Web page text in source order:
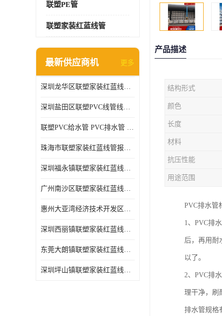
联塑PE管
联塑家装红蓝线管
最新供应商机 更多
深圳龙华区联塑家装红蓝线管报价单
深圳盐田区联塑PVC线管线槽厂商 可零售批发
联塑PVC给水管 PVC排水管 PVC线管线槽
珠海市联塑家装红蓝线管报价表 联塑水管供货商
深圳福永镇联塑家装红蓝线管价格 支持送货上门
广州南沙区联塑家装红蓝线管批发 库存充足
惠州大亚湾经济技术开发区联塑PPR热水管公司
深圳西丽镇联塑家装红蓝线管供货商 联塑管道供应
东莞大朗镇联塑家装红蓝线管电话 联塑管道经销商
深圳坪山镇联塑家装红蓝线管型号 来电咨询
产品描述
结构形式
颜色
长度
材料
抗压性能
用途范围
PVC排水管
1、PVC排
后，再用耐
以了。
2、PVC排
理干净，刷
排水管规格